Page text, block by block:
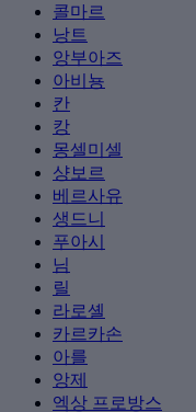
콜마르
낭트
앙부아즈
아비뇽
칸
캉
몽셀미셀
샹보르
베르사유
생드니
푸아시
님
릴
라로셸
카르카손
아를
앙제
엑상 프로방스